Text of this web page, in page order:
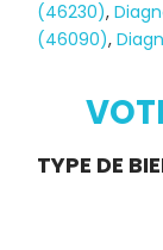
(46230),
(46090),
TYPE DE